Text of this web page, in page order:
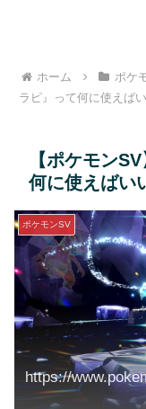
ホーム ポケ
ラピ』って何に使えば
【ポケモン
何に使えばい
ポケモンSV
https://